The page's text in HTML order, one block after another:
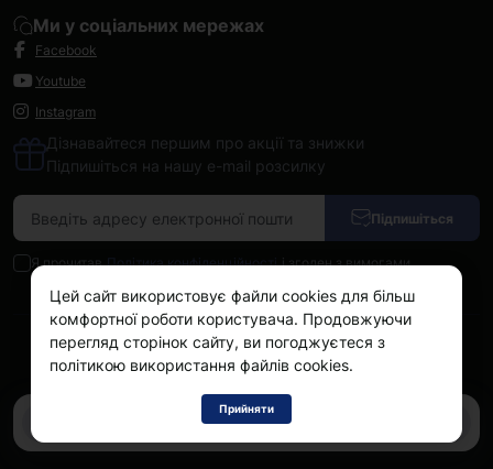
0
Ми у соціальних мережах
Facebook
Youtube
Instagram
Дізнавайтеся першим про акції та знижки
Підпишіться на нашу e-mail розсилку
Підпишіться
Я прочитав Політика конфіденційності і згоден з вимогами
Kokos.com.ua © 2026
Цей сайт використовує файли cookies для більш
комфортної роботи користувача. Продовжуючи
перегляд сторінок сайту, ви погоджуєтеся з
політикою використання файлів cookies.
Прийняти